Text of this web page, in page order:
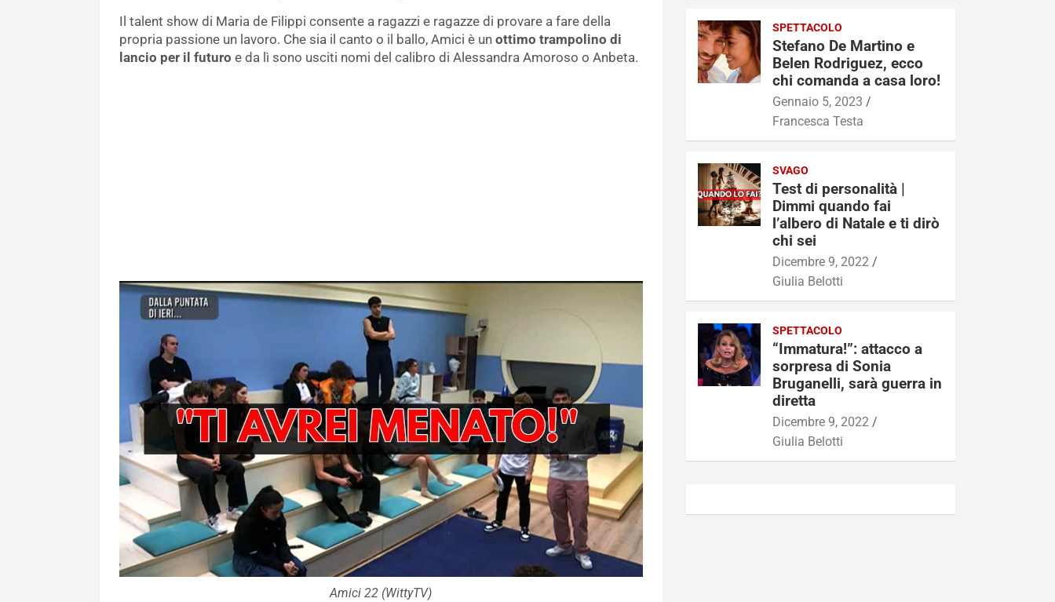
Il talent show di Maria de Filippi consente a ragazzi e ragazze di provare a fare della
propria passione un lavoro. Che sia il canto o il ballo, Amici è un ottimo trampolino di
lancio per il futuro e da lì sono usciti nomi del calibro di Alessandra Amoroso o Anbeta.
Amici 22 (WittyTV)
SPETTACOLO
Stefano De Martino e
Belen Rodriguez, ecco
chi comanda a casa loro!
Gennaio 5, 2023
Francesca Testa
SVAGO
Test di personalità |
Dimmi quando fai
l’albero di Natale e ti dirò
chi sei
Dicembre 9, 2022
Giulia Belotti
SPETTACOLO
“Immatura!”: attacco a
sorpresa di Sonia
Bruganelli, sarà guerra in
diretta
Dicembre 9, 2022
Giulia Belotti